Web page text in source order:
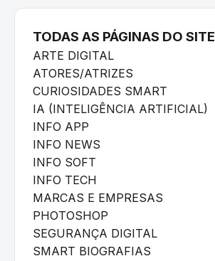
TODAS AS PÁGINAS DO SITE
ARTE DIGITAL
ATORES/ATRIZES
CURIOSIDADES SMART
IA (INTELIGÊNCIA ARTIFICIAL)
INFO APP
INFO NEWS
INFO SOFT
INFO TECH
MARCAS E EMPRESAS
PHOTOSHOP
SEGURANÇA DIGITAL
SMART BIOGRAFIAS